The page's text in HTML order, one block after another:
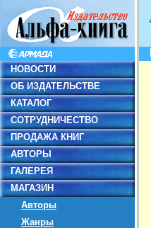
НОВОСТИ
ОБ ИЗДАТЕЛЬСТВЕ
КАТАЛОГ
СОТРУДНИЧЕСТВО
ПРОДАЖА КНИГ
АВТОРЫ
ГАЛЕРЕЯ
МАГАЗИН
Авторы
Жанры